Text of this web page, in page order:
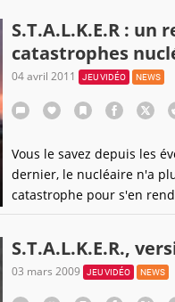
S.T.A.L.K.E.R :
catastrophes
04 avril 2011 JEU VIDÉO NEWS
Vous le savez depuis les
dernier, le nucléaire n'a
catastrophe pour s'en
coller à l'actualité, la
S.T.A.L.K.E.R.,
03 mars 2009 JEU VIDÉO NEWS